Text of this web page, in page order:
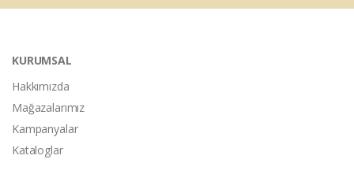
KURUMSAL
Hakkımızda
Mağazalarımız
Kampanyalar
Kataloglar